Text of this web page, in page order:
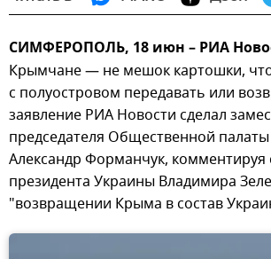
СИМФЕРОПОЛЬ, 18 июн – РИА
Крымчане — не мешок картошки,
с полуостровом передавать или
заявление РИА Новости сделал
председателя Общественной
Александр Форманчук, комментируя
президента Украины Владимира
"возвращении Крыма в состав